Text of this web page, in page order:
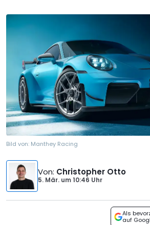
Bild von: Manthey Racing
Von: Christopher Otto
5. Mär. um10:46 Uhr
Als
auf